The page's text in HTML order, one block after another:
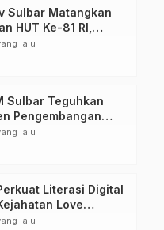
Sulbar Matangkan
HUT Ke-81 RI,
di Lapangan
lalu
Sulbar Teguhkan
Pengembangan
ASN melalui
lalu
Literasi Digital
Love
lalu